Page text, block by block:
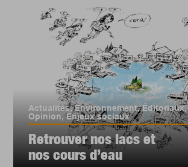
Actualités,Environnement,Éditoriaux,
Opinion,Enjeux sociaux
Retrouver nos lacs et
nos cours d’eau